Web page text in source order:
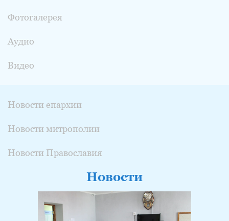
Фотогалерея
Аудио
Видео
Новости епархии
Новости митрополии
Новости Православия
Новости